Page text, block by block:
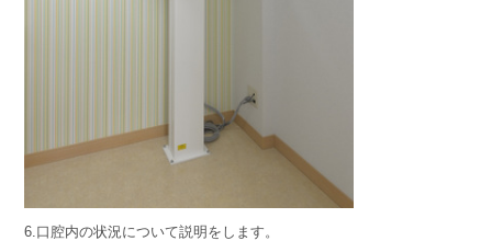
6.口腔内の状況について説明をします。